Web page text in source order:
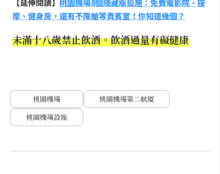
【延伸閱讀】 桃園機場8個隱藏版設施：免費電影院、按
摩、健身房，還有不限艙等貴賓室！你知道幾個？
未滿十八歲禁止飲酒。飲酒過量有礙健康
桃園機場
桃園機場第二航廈
桃園機場設施